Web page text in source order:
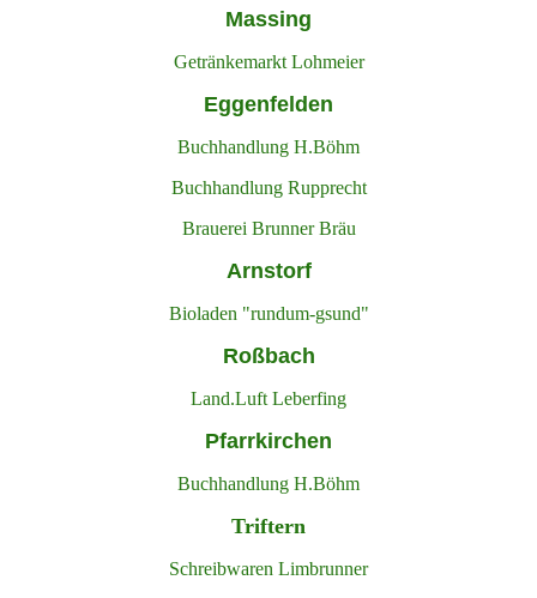
Massing
Getränkemarkt Lohmeier
Eggenfelden
Buchhandlung H.Böhm
Buchhandlung Rupprecht
Brauerei Brunner Bräu
Arnstorf
Bioladen "rundum-gsund"
Roßbach
Land.Luft Leberfing
Pfarrkirchen
Buchhandlung H.Böhm
Triftern
Schreibwaren Limbrunner